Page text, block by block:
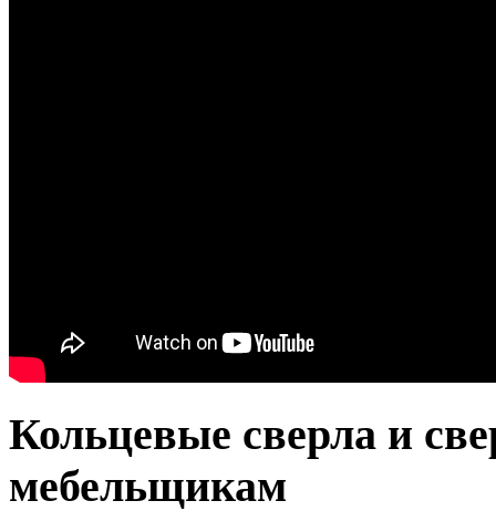
Кольцевые сверла и
мебельщикам